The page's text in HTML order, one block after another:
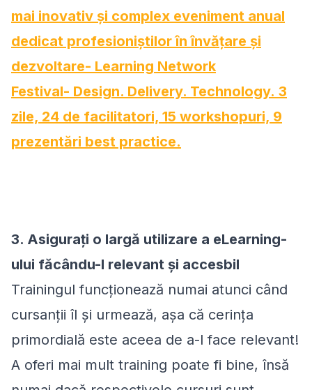
mai inovativ și complex eveniment anual
dedicat profesioniștilor în învățare și
dezvoltare- Learning Network
Festival- Design. Delivery. Technology. 3
zile, 24 de facilitatori, 15 workshopuri, 9
prezentări best practice.
3. Asigurați o largă utilizare a eLearning-
ului făcându-l relevant și accesbil
Trainingul funcționează numai atunci când
cursanții îl și urmează, așa că cerința
primordială este aceea de a-l face relevant!
A oferi mai mult training poate fi bine, însă